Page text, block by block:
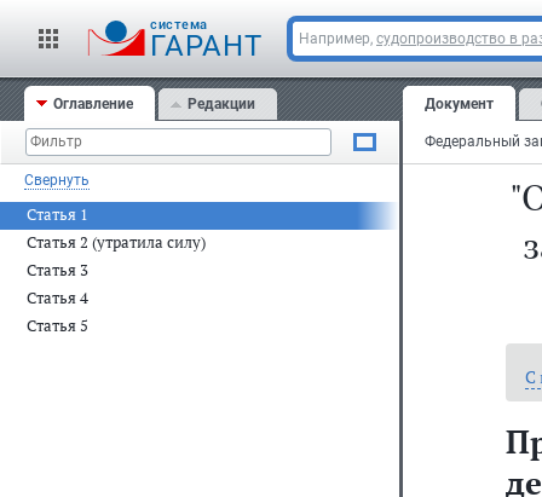
cистема
ГАРАНТ Например, судопроизводство в
Оглавление Редакции
Свернуть
Статья 1
Статья 2 (утратила силу)
Статья 3
Статья 4
Статья 5
Документ
С